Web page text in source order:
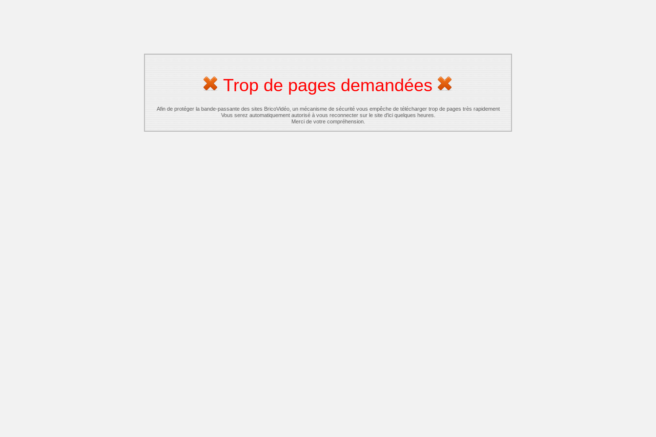
Trop de pages demandées
Afin de protéger la bande-passante des sites BricoVidéo, un mécanisme de sécurité vous empêche de télécharger trop de pages très rapidement
Vous serez automatiquement autorisé à vous reconnecter sur le site d'ici quelques heures.
Merci de votre compréhension.